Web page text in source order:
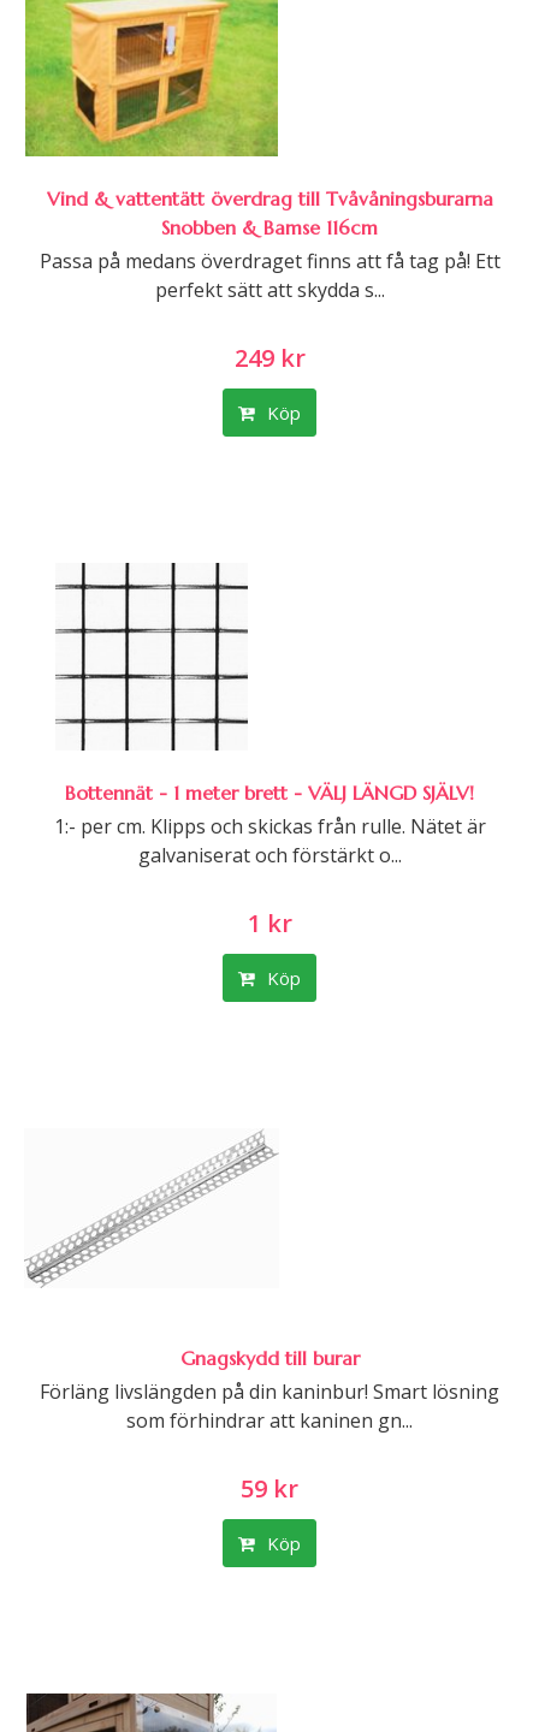
Vind & vattentätt överdrag till Tvåvåningsburarna
Snobben & Bamse 116cm
Passa på medans överdraget finns att få tag på! Ett
perfekt sätt att skydda s...
249 kr
Köp
Bottennät - 1 meter brett - VÄLJ LÄNGD SJÄLV!
1:- per cm. Klipps och skickas från rulle. Nätet är
galvaniserat och förstärkt o...
1 kr
Köp
Gnagskydd till burar
Förläng livslängden på din kaninbur! Smart lösning
som förhindrar att kaninen gn...
59 kr
Köp